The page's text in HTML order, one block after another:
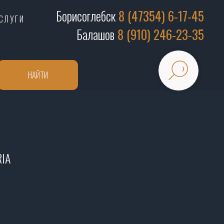
Борисоглебск8 (47354) 6-17-45
Балашов 8 (910) 246-23-35
НАЙТИ